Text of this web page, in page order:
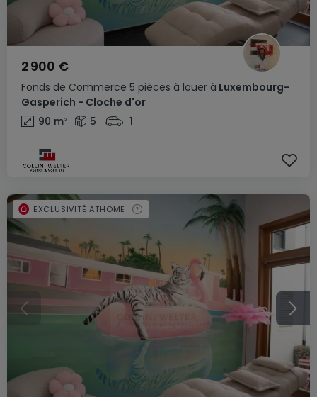
Fonds de Commerce 5 pièces à louer à Luxembourg-
Gasperich - Cloche d'or
2 900 €
90 m² 5 1
EXCLUSIVITÉ ATHOME